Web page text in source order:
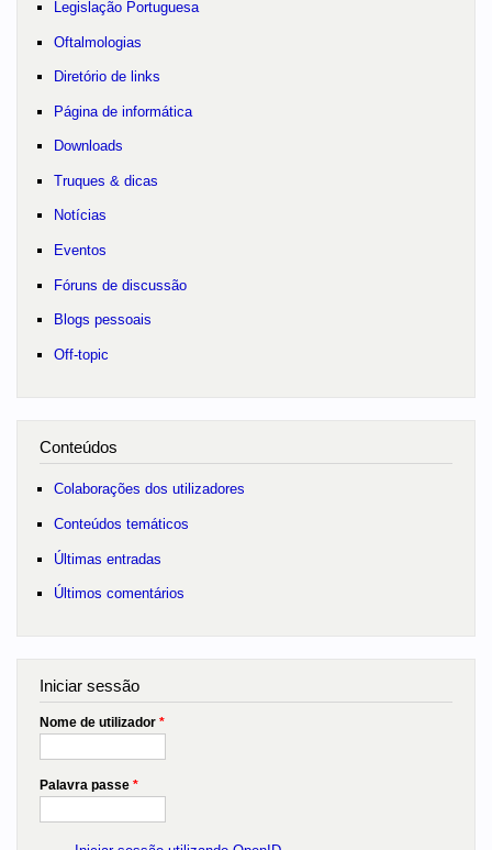
Legislação Portuguesa
Oftalmologias
Diretório de links
Página de informática
Downloads
Truques & dicas
Notícias
Eventos
Fóruns de discussão
Blogs pessoais
Off-topic
Conteúdos
Colaborações dos utilizadores
Conteúdos temáticos
Últimas entradas
Últimos comentários
Iniciar sessão
Nome de utilizador *
Palavra passe *